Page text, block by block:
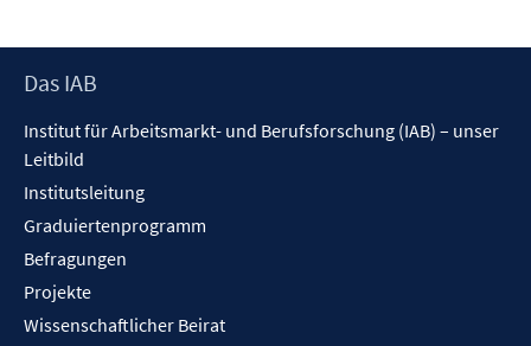
öffnen
Footer
Das IAB
Institut für Arbeitsmarkt- und Berufsforschung (IAB) – unser
Leitbild
Institutsleitung
Graduiertenprogramm
Befragungen
Projekte
Wissenschaftlicher Beirat